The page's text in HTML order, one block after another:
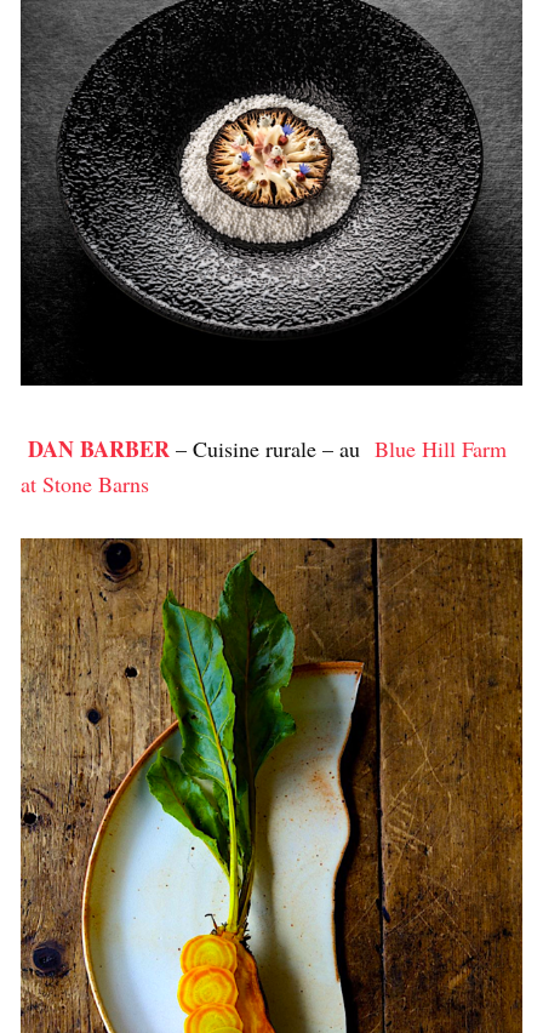
DAN BARBER – Cuisine rurale – au Blue Hill Farm
at Stone Barns